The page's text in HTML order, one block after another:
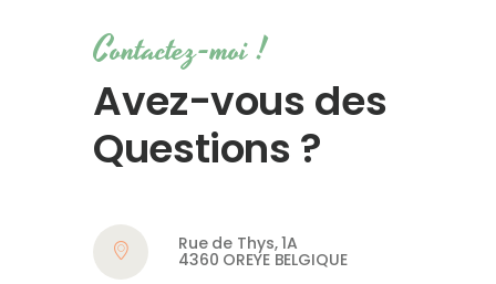
Contactez-moi !
Avez-vous des
Questions ?
Rue de Thys, 1A
4360 OREYE BELGIQUE